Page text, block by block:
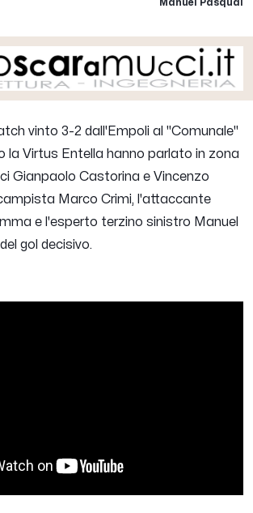
Manuel Pasqual
vinto 3-2 dall'Empoli al "Comunale"
la Virtus Entella hanno parlato in zona
Gianpaolo Castorina e Vincenzo
Marco Crimi, l'attaccante
e l'esperto terzino sinistro Manuel
gol decisivo.